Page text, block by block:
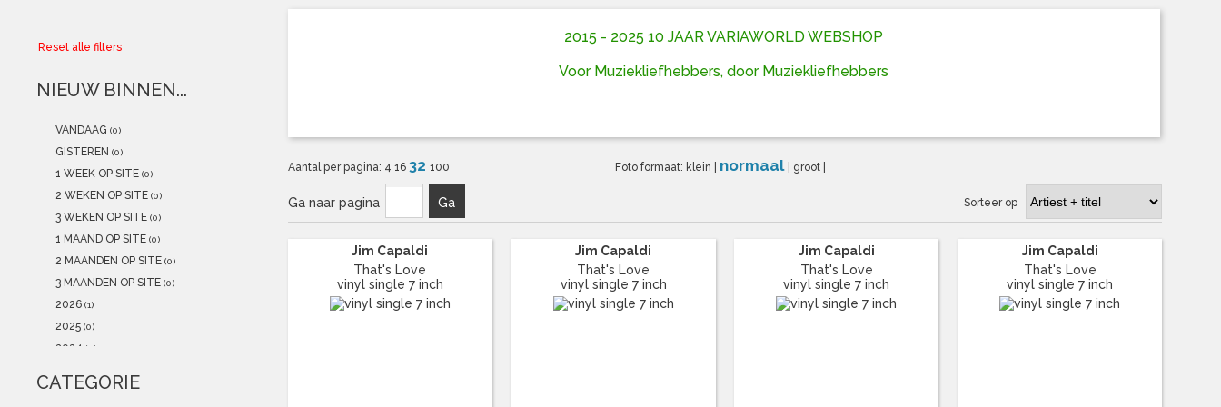
Kadobonnen
POSTERS(NEW)
Alle artikelen
Reset alle filters
NIEUW BINNEN...
VANDAAG (0)
GISTEREN (0)
1 WEEK OP SITE (0)
2 WEKEN OP SITE (0)
3 WEKEN OP SITE (0)
1 MAAND OP SITE (0)
2 MAANDEN OP SITE (0)
3 MAANDEN OP SITE (0)
2026 (1)
2025 (0)
2024 (0)
2022 (1)
CATEGORIE
2015 - 2025 10 JAAR VARIAWORLD WEBSHOP
Voor Muziekliefhebbers, door Muziekliefhebbers
Aantal per pagina: 4 16 32 100 Foto formaat: klein normaal groot
Ga naar pagina Ga Sorteer op
Jim Capaldi
That's Love
vinyl single 7 inch
Jim Capaldi
That's Love
vinyl single 7 inch
Jim Capaldi
That's Love
vinyl single 7 inch
Jim Capaldi
That's Love
vinyl single 7 inch